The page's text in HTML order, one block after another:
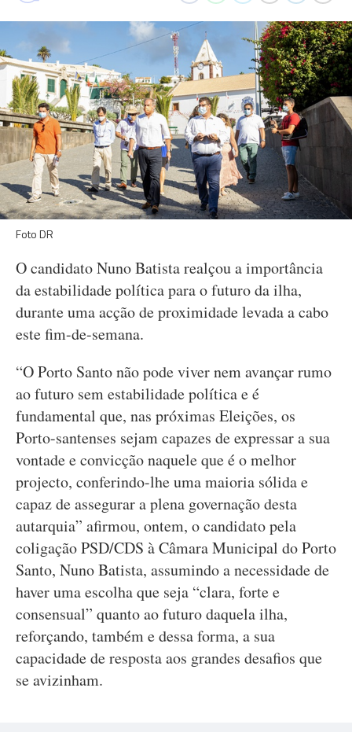
Foto DR
O candidato Nuno Batista realçou a importância
da estabilidade política para o futuro da ilha,
durante uma acção de proximidade levada a cabo
este fim-de-semana.
“O Porto Santo não pode viver nem avançar rumo
ao futuro sem estabilidade política e é
fundamental que, nas próximas Eleições, os
Porto-santenses sejam capazes de expressar a sua
vontade e convicção naquele que é o melhor
projecto, conferindo-lhe uma maioria sólida e
capaz de assegurar a plena governação desta
autarquia” afirmou, ontem, o candidato pela
coligação PSD/CDS à Câmara Municipal do Porto
Santo, Nuno Batista, assumindo a necessidade de
haver uma escolha que seja “clara, forte e
consensual” quanto ao futuro daquela ilha,
reforçando, também e dessa forma, a sua
capacidade de resposta aos grandes desafios que
se avizinham.